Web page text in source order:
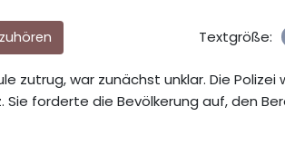
Textgröße:
zutrug, war zunächst unklar. Die
forderte die Bevölkerung auf, den